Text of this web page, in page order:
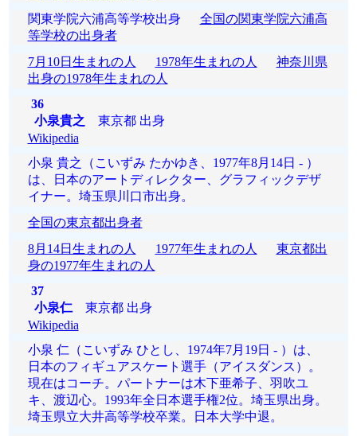
関東学院六浦高等学校出身 全国の関東学院六浦高
等学校の出身者
7月10日生まれの人
1978年生まれの人
神奈川県
出身の1978年生まれの人
36
小泉貴之 東京都 出身
Wikipedia
小泉 貴之（こいずみ たかゆき、1977年8月14日 - ）
は、日本のアートディレクター、グラフィックデザ
イナー。埼玉県川口市出身。
全国の東京都出身者
8月14日生まれの人
1977年生まれの人
東京都出
身の1977年生まれの人
37
小泉仁東京都 出身
Wikipedia
小泉 仁（こいずみ ひとし、1974年7月19日 - ）は、
日本のフィギュアスケート選手（アイスダンス）。
現在はコーチ。パートナーは木下亜希子、羽吹ユ
キ、渡辺心。1993年全日本選手権2位。埼玉県出身。
埼玉県立大井高等学校卒業。日本大学中退。